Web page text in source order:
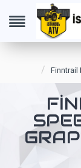
Finntrail